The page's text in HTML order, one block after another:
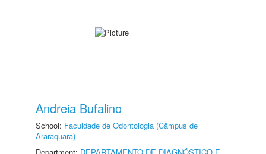
Andreia Bufalino
School: Faculdade de Odontologia (Câmpus de
Araraquara)